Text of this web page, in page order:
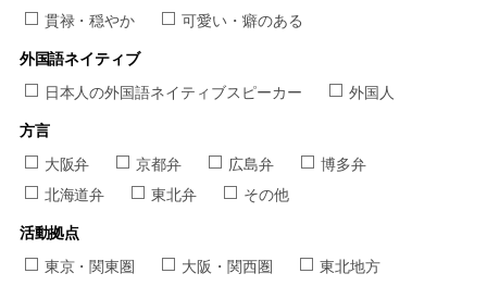
貫禄・穏やか
可愛い・癖のある
外国語ネイティブ
日本人の外国語ネイティブスピーカー
外国人
方言
大阪弁
京都弁 広島弁
博多弁
北海道弁
東北弁 その他
活動拠点
東京・関東圏
大阪・関西圏
東北地方